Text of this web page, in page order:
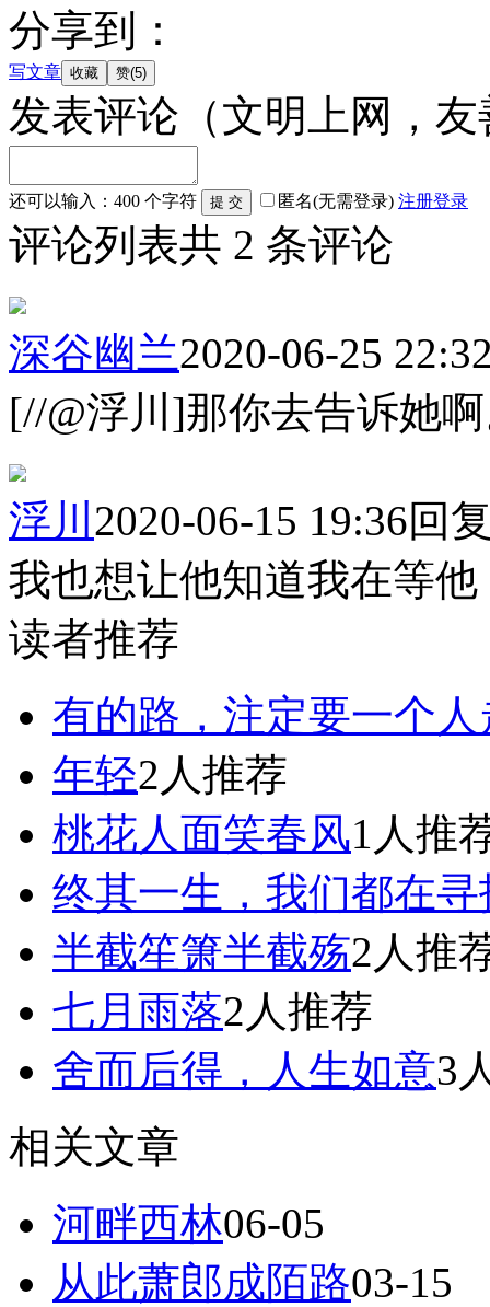
分享到：
写文章
发表评论 （文明上网，
还可以输入： 400 个字符 匿名(无需登录) 注册登录
评论列表共 2 条评论
深谷幽兰2020-06-25
[//@浮川]那你去告诉她
浮川 2020-06-15 19:36回
我也想让他知道我在等他
读者推荐
有的路，注定要一个人
年轻2人推荐
桃花人面笑春风1人推
终其一生，我们都在
半截笙箫半截殇2人推
七月雨落2人推荐
舍而后得，人生如意3
相关文章
河畔西林06-05
从此萧郎成陌路03-15